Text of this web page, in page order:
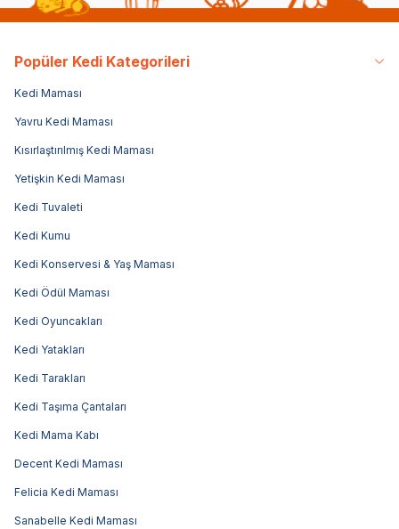
Popüler Kedi Kategorileri
Kedi Maması
Yavru Kedi Maması
Kısırlaştırılmış Kedi Maması
Yetişkin Kedi Maması
Kedi Tuvaleti
Kedi Kumu
Kedi Konservesi & Yaş Maması
Kedi Ödül Maması
Kedi Oyuncakları
Kedi Yatakları
Kedi Tarakları
Kedi Taşıma Çantaları
Kedi Mama Kabı
Decent Kedi Maması
Felicia Kedi Maması
Sanabelle Kedi Maması